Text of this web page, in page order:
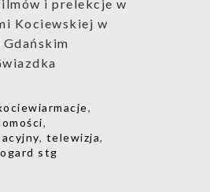
i prelekcje w
Kociewskiej w
,
,
, telewizja,
stg